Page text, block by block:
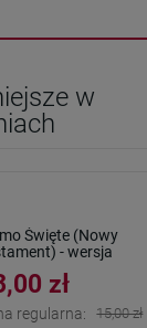
w
Święte (Nowy
- wersja
zł
regularna: 15,00 zł